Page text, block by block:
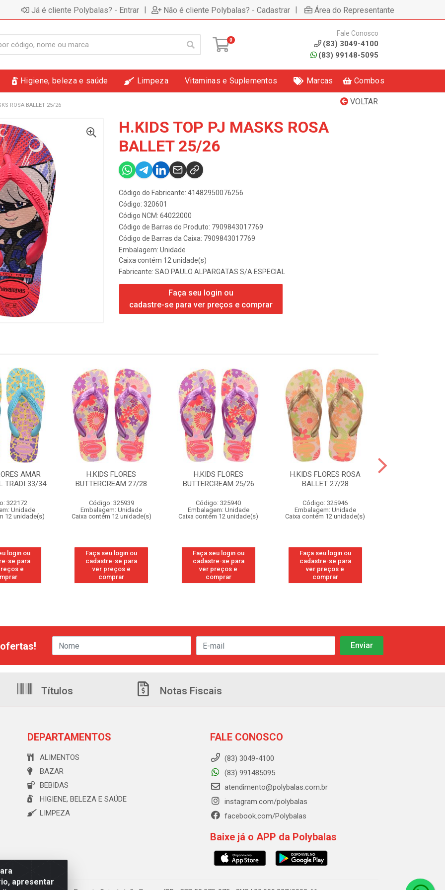
Já é cliente Polybalas? - Entrar | Não é cliente Polybalas? - Cadastrar | Área do Representante
0
Fale Conosco
(83) 3049-4100
(83) 99148-5095
Higiene, beleza e saúde Limpeza Vitaminas e Suplementos Marcas Combos
VOLTAR
ROSA BALLET 25/26
H.KIDS TOP PJ MASKS ROSA
BALLET 25/26
Código do Fabricante: 41482950076256
Código: 320601
Código NCM: 64022000
Código de Barras do Produto: 7909843017769
Código de Barras da Caixa: 7909843017769
Embalagem: Unidade
Caixa contém 12 unidade(s)
Fabricante: SAO PAULO ALPARGATAS S/A ESPECIAL
Faça seu login ou
cadastre-se para ver preços e comprar
AMAR
TRADI 33/34
322172
Unidade
12 unidade(s)
login ou
se para
e
H.KIDS FLORES
BUTTERCREAM 27/28
Código: 325939
Embalagem: Unidade
Caixa contém 12 unidade(s)
Faça seu login ou
cadastre-se para
ver preços e
comprar
H.KIDS FLORES
BUTTERCREAM 25/26
Código: 325940
Embalagem: Unidade
Caixa contém 12 unidade(s)
Faça seu login ou
cadastre-se para
ver preços e
comprar
H.KIDS FLORES ROSA
BALLET 27/28
Código: 325946
Embalagem: Unidade
Caixa contém 12 unidade(s)
Faça seu login ou
cadastre-se para
ver preços e
comprar
apresentar
Títulos Notas Fiscais
DEPARTAMENTOS
ALIMENTOS
BAZAR
BEBIDAS
HIGIENE, BELEZA E SAÚDE
LIMPEZA
FALE CONOSCO
(83) 3049-4100
(83) 991485095
atendimento@polybalas.com.br
instagram.com/polybalas
facebook.com/Polybalas
Baixe já o APP da Polybalas